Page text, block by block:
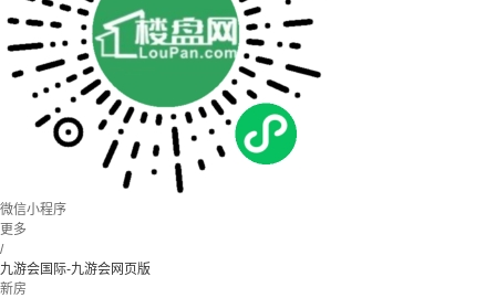
微信小程序
更多
/
九游会国际-九游会网页版
新房